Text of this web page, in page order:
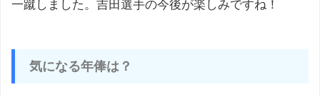
一蹴しました。吉田選手の今後が楽しみですね！
気になる年俸は？